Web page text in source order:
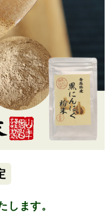
します。